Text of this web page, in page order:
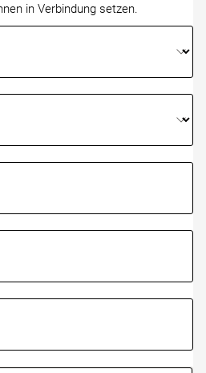
in Verbindung setzen.